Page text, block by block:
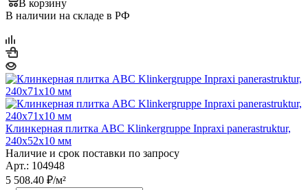
В корзину
В наличии на складе в РФ
Клинкерная плитка ABC Klinkergruppe Inpraxi panerastruktur,
240х52х10 мм
Наличие и срок поставки по запросу
Арт.: 104948
5 508.40 ₽/м²